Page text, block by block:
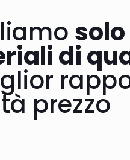
solo
di
prezzo